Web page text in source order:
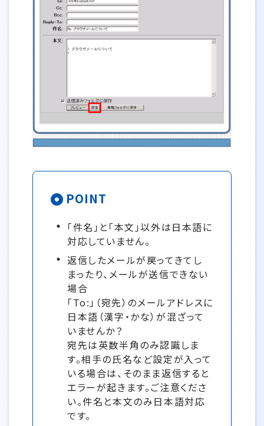
POINT
「件名」と「本文」以外は日本語に
対応していません。
返信したメールが戻ってきてし
まったり、メールが送信できない
場合
「To:」（宛先）のメールアドレスに
日本語（漢字・かな）が混ざって
いませんか？
宛先は英数半角のみ認識しま
す。相手の氏名など設定が入って
いる場合は、そのまま返信すると
エラーが起きます。ご注意くださ
い。件名と本文のみ日本語対応
です。